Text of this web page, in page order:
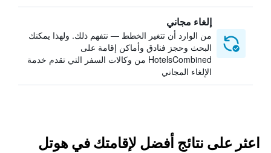
إلغاء مجاني
من الوارد أن تتغير الخطط — نتفهم ذلك. ولهذا يمكنك
البحث وحجز فنادق وأماكن إقامة على
HotelsCombined من وكالات السفر التي تقدم خدمة
الإلغاء المجاني
اعثر على نتائج أفضل لإقامتك في هوتل